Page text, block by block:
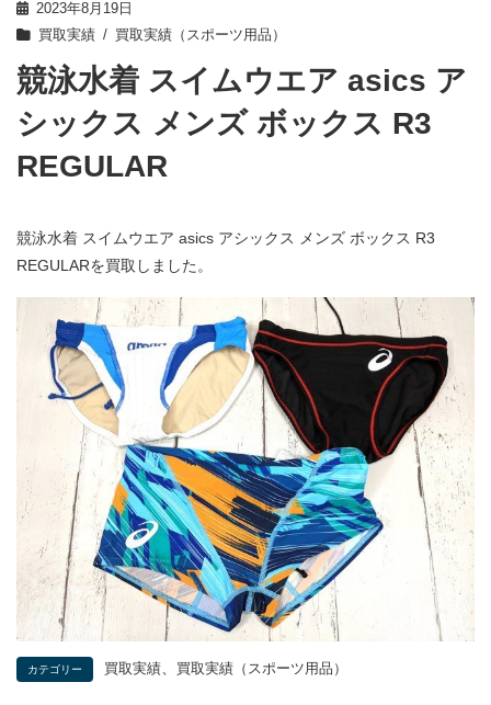
2023年8月19日
買取実績
買取実績（スポーツ用品）
競泳水着 スイムウエア asics ア
シックス メンズ ボックス R3
REGULAR
競泳水着 スイムウエア asics アシックス メンズ ボックス R3
REGULARを買取しました。
カテゴリー 買取実績 買取実績（スポーツ用品）